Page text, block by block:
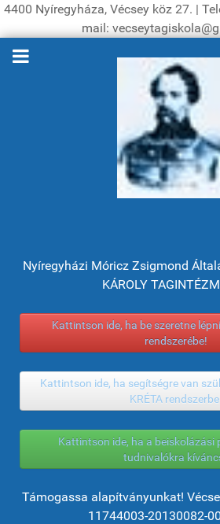
4400 Nyíregyháza, Vécsey köz 27. |
mail:
Nyíregyházi Móricz Zsigmond
KÁROLY
Kattintson ide, ha be szeretne
rendszerébe!
Kattintson ide, ha segítségre van
KRÉTA
Kattintson ide, ha a beiskolázási
tudnivalókra
Támogassa alapítványunkat!
11744003-20130082-